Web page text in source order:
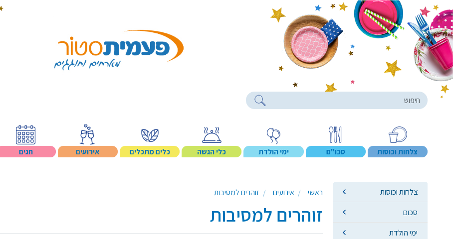
Search products
צלחות וכוסות סכו"ם ימי הולדת כלי הגשה כלים מתכלים אירועים חגים
צלחות וכוסות
סכום
ימי הולדת
ראשי אירועים זוהרים למסיבות
זוהרים למסיבות